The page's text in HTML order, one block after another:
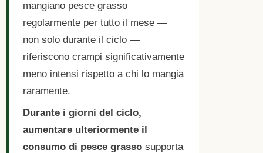
mangiano pesce grasso
regolarmente per tutto il mese —
non solo durante il ciclo —
riferiscono crampi significativamente
meno intensi rispetto a chi lo mangia
raramente.
Durante i giorni del ciclo,
aumentare ulteriormente il
consumo di pesce grasso supporta